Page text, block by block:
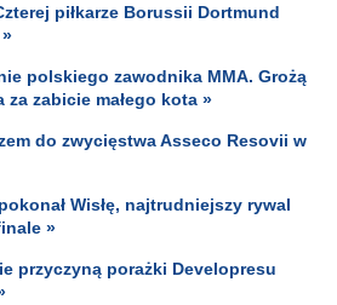
piłkarze Borussii Dortmund
polskiego zawodnika MMA. Grożą
zabicie małego kota »
do zwycięstwa Asseco Resovii w
Wisłę, najtrudniejszy rywal
»
przyczyną porażki Developresu